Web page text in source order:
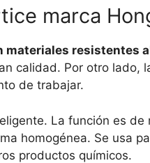
marca
materiales resistentes
calidad. Por otro lado,
de trabajar.
La función es de
homogénea. Se usa
productos químicos.